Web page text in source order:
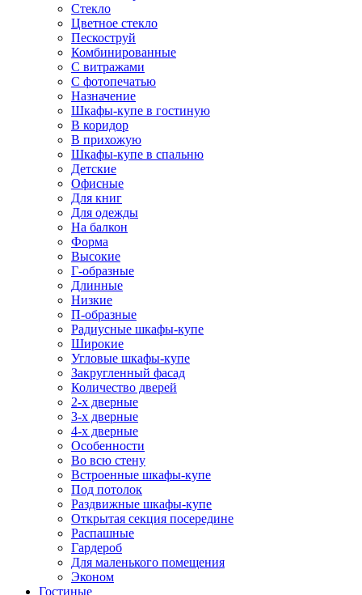
Стекло
Цветное стекло
Пескоструй
Комбинированные
С витражами
С фотопечатью
Назначение
Шкафы-купе в гостиную
В коридор
В прихожую
Шкафы-купе в спальню
Детские
Офисные
Для книг
Для одежды
На балкон
Форма
Высокие
Г-образные
Длинные
Низкие
П-образные
Радиусные шкафы-купе
Широкие
Угловые шкафы-купе
Закругленный фасад
Количество дверей
2-х дверные
3-х дверные
4-х дверные
Особенности
Во всю стену
Встроенные шкафы-купе
Под потолок
Раздвижные шкафы-купе
Открытая секция посередине
Распашные
Гардероб
Для маленького помещения
Эконом
Гостиные